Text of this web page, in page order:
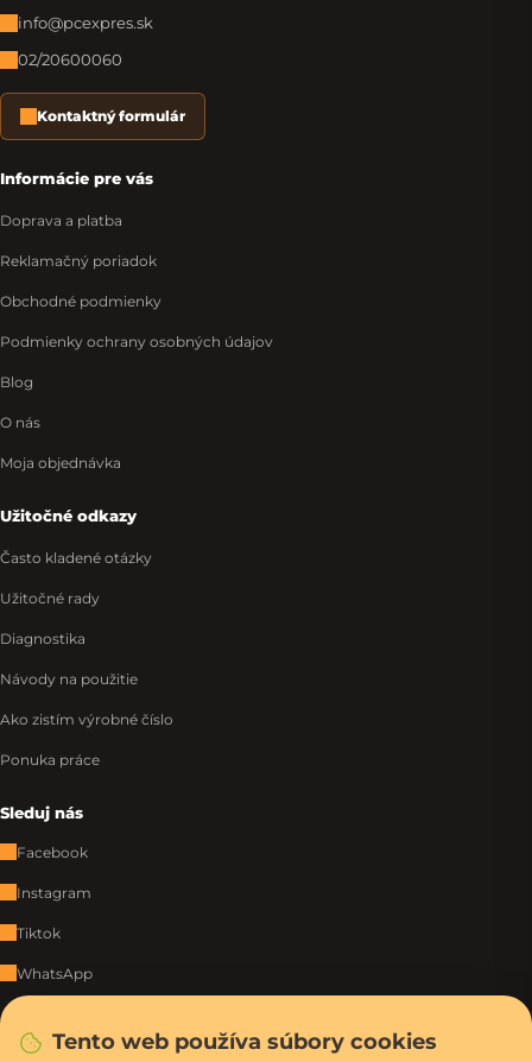
Tento web používa súbory cookies
info@pcexpres.sk
02/20600060
Kontaktný formulár
Informácie pre vás
Doprava a platba
Reklamačný poriadok
Obchodné podmienky
Podmienky ochrany osobných údajov
Blog
O nás
Moja objednávka
Užitočné odkazy
Často kladené otázky
Užitočné rady
Diagnostika
Návody na použitie
Ako zistím výrobné číslo
Ponuka práce
Sleduj nás
Facebook
Instagram
Tiktok
WhatsApp
Rýchla a bezpečná platba